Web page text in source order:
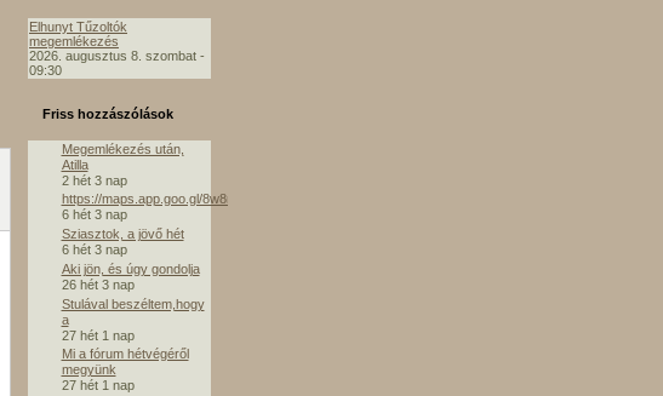
Elhunyt Tűzoltók
megemlékezés
2026. augusztus 8. szombat -
09:30
Friss hozzászólások
Megemlékezés után,
Atilla
2 hét 3 nap
https://maps.app.goo.gl/8w8mE
6 hét 3 nap
Sziasztok, a jövő hét
6 hét 3 nap
Aki jön, és úgy gondolja
26 hét 3 nap
Stulával beszéltem,hogy
a
27 hét 1 nap
Mi a fórum hétvégéről
megyünk
27 hét 1 nap